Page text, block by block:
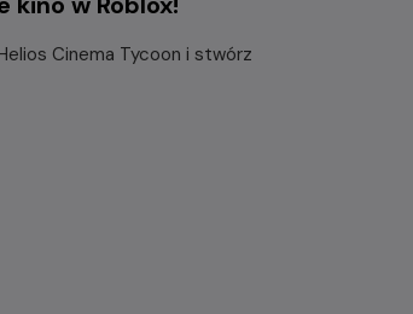
Cinema Tycoon i stwórz